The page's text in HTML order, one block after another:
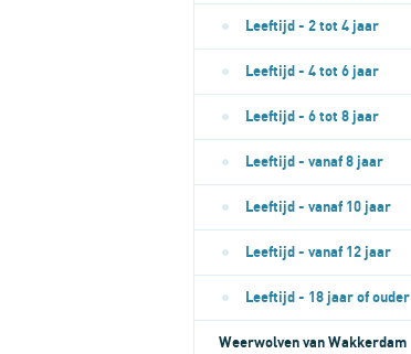
Leeftijd - 2 tot 4 jaar
Leeftijd - 4 tot 6 jaar
Leeftijd - 6 tot 8 jaar
Leeftijd - vanaf 8 jaar
Leeftijd - vanaf 10 jaar
Leeftijd - vanaf 12 jaar
Leeftijd - 18 jaar of ouder
Weerwolven van Wakkerdam